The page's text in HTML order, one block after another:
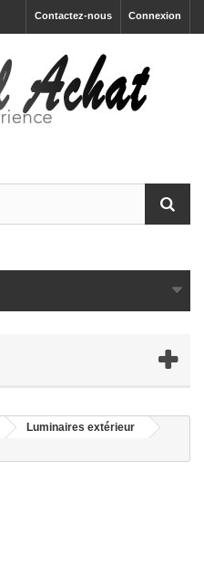
Connexion
Contactez-nous
Luminaires extérieur